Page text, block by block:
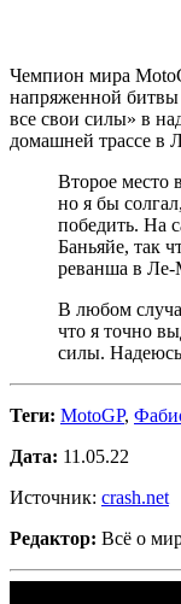
Чемпион мира
напряженной битвы
все свои силы» в
домашней трассе в
Второе место
но я бы
победить. На
Баньяйе, так
реванша в
В любом
что я точно
силы.
Теги: MotoGP,
Дата: 11.05.22
Источник: crash.net
Редактор: Всё о